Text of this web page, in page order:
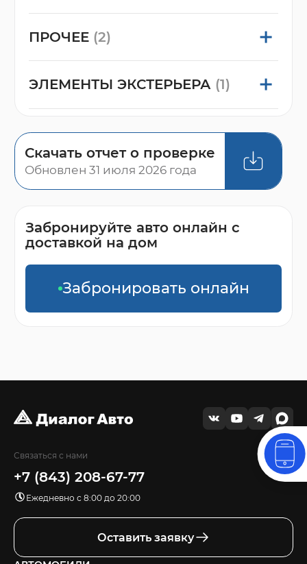
ПРОЧЕЕ (2)
ЭЛЕМЕНТЫ ЭКСТЕРЬЕРА (1)
Скачать отчет о проверке
Обновлен 31 июля 2026 года
Забронируйте авто онлайн с
доставкой на дом
Забронировать онлайн
Связаться с нами
+7 (843) 208-67-77
Ежедневно с 8:00 до 20:00
Оставить заявку